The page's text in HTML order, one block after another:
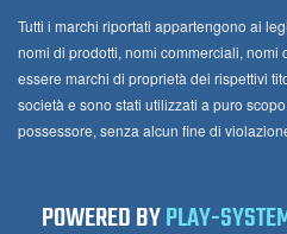
Tutti i marchi riportati appartengono ai
nomi di prodotti, nomi commerciali, nomi
essere marchi di proprietà dei rispettivi
società e sono stati utilizzati a puro
possessore, senza alcun fine di
POWERED BYPLAY-